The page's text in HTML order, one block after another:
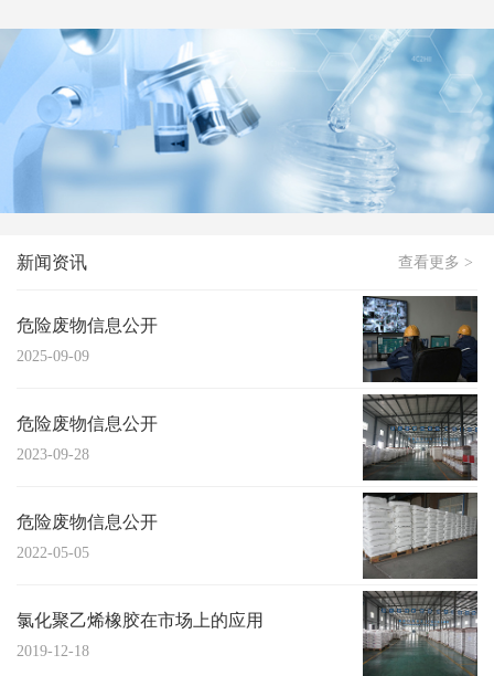
新闻资讯 查看更多 >
危险废物信息公开
2025-09-09
危险废物信息公开
2023-09-28
危险废物信息公开
2022-05-05
氯化聚乙烯橡胶在市场上的应用
2019-12-18